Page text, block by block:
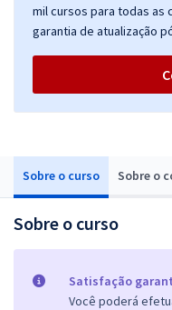
Sobre o curso Sobre o
Sobre o curso
Satisfação
Você poderá
mil cursos para todas as
garantia de atualização